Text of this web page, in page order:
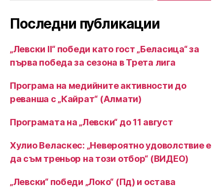
Последни публикации
„Левски II“ победи като гост „Беласица“ за
първа победа за сезона в Трета лига
Програма на медийните активности до
реванша с „Кайрат“ (Алмати)
Програмата на „Левски“ до 11 август
Хулио Веласкес: „Невероятно удоволствие е
да съм треньор на този отбор“ (ВИДЕО)
„Левски“ победи „Локо“ (Пд) и остава